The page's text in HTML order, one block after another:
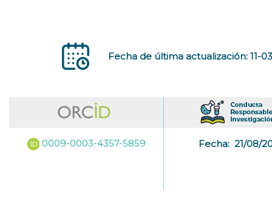
Fecha de última actualización: 11-
0009-0003-4357-5859 Fecha: 21/08/